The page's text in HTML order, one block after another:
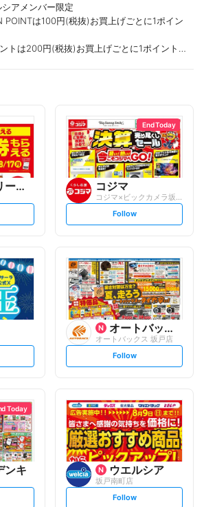
シアメンバー限定
POINTは100円(税抜)お買上げごとに1ポイン
トは200円(税抜)お買上げごとに1ポイント進
ト
End Today
コジマ
s
t
l
o
w
Follow
オートバックスグループ
オートバックス 坂戸店
s
t
l
o
w
Follow
Today
ンキ ウエルシア
坂戸南町店
s
Follow